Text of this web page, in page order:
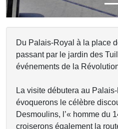
Du Palais-Royal à la place
passant par le jardin des
événements de la
La visite débutera au
évoquerons le célèbre
Desmoulins, l’« homme du
croiserons également la